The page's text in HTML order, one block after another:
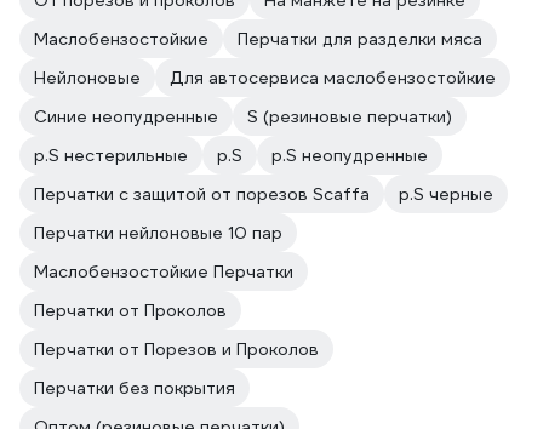
Маслобензостойкие
Перчатки для разделки мяса
Нейлоновые
Для автосервиса маслобензостойкие
Синие неопудренные
S (резиновые перчатки)
р.S нестерильные
р.S
р.S неопудренные
Перчатки с защитой от порезов Scaffa
р.S черные
Перчатки нейлоновые 10 пар
Маслобензостойкие Перчатки
Перчатки от Проколов
Перчатки от Порезов и Проколов
Перчатки без покрытия